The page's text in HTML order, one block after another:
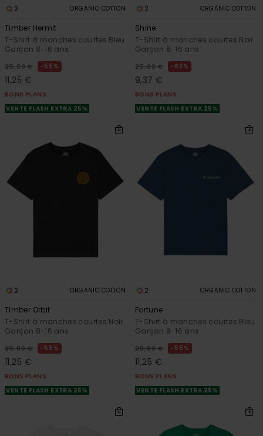
2 ORGANIC COTTON
Timber Hermit
T-Shirt à manches courtes Bleu
Garçon 8-16 ans
25,00 € 55%
11,25 €
BONS PLANS
VENTE FLASH EXTRA 25%
2 ORGANIC COTTON
Shine
T-Shirt à manches courtes Noir
Garçon 8-16 ans
25,00 € 63%
9,37 €
BONS PLANS
VENTE FLASH EXTRA 25%
2 ORGANIC COTTON
Timber Orbit
T-Shirt à manches courtes Noir
Garçon 8-16 ans
25,00 € 55%
11,25 €
BONS PLANS
VENTE FLASH EXTRA 25%
2 ORGANIC COTTON
Fortune
T-Shirt à manches courtes Bleu
Garçon 8-16 ans
25,00 € 55%
11,25 €
BONS PLANS
VENTE FLASH EXTRA 25%